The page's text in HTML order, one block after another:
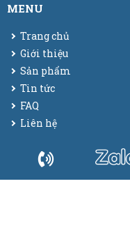
MENU
Trang chủ
Giới thiệu
Sản phẩm
Tin tức
FAQ
Liên hệ